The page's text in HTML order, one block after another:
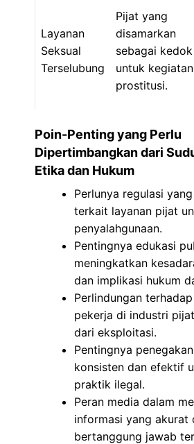
Layanan
Seksual
Terselubung
Pijat yang
disamarkan
sebagai kedok
untuk kegiatan
prostitusi.
Poin-Penting yang Perlu
Dipertimbangkan dari
Etika dan Hukum
Perlunya regulasi
terkait layanan pijat
penyalahgunaan.
Pentingnya edukasi
meningkatkan
dan implikasi hukum
Perlindungan
pekerja di industri
dari eksploitasi.
Pentingnya
konsisten dan efektif
praktik ilegal.
Peran media dalam
informasi yang akurat
bertanggung jawab